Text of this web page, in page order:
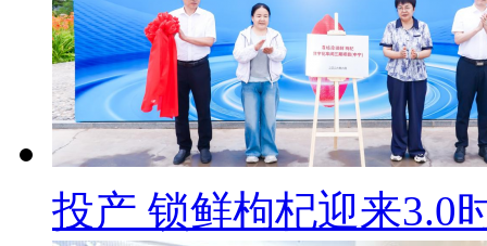
投产 锁鲜枸杞迎来3.0